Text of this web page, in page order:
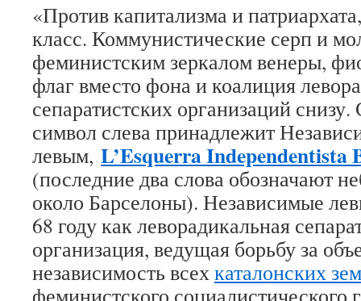
«Против капитализма и
класс. Коммунистические серп и
феминистским зеркалом венеры,
флаг вместо фона и коалиция
сепаратистских организаций
символ слева принадлежит
левым, L’Esquerra Independentista
(последние два слова обозначают
около Барселоны). Независимые
68 году как леворадикальная
организация, ведущая борьбу за
независимость всехкаталонских
феминистского социалистического